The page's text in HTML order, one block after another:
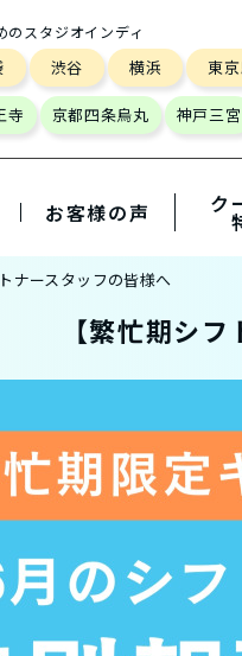
のスタジオインディ
渋谷 横浜 東
寺 京都四条烏丸 神戸三宮
お客様の声 ク
ナースタッフの皆様へ
【繁忙期シ